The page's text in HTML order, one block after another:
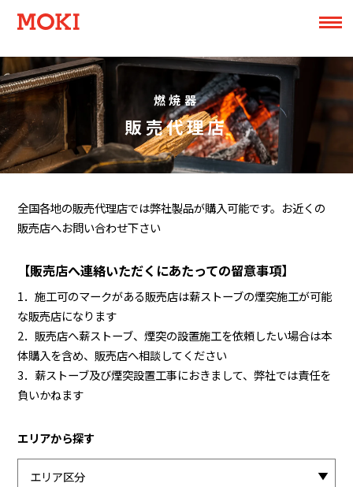
燃焼器
販売代理店
全国各地の販売代理店では弊社製品が購入可能です。お近くの
販売店へお問い合わせ下さい
【販売店へ連絡いただくにあたっての留意事項】
1．施工可のマークがある販売店は薪ストーブの煙突施工が可能
な販売店になります
2．販売店へ薪ストーブ、煙突の設置施工を依頼したい場合は本
体購入を含め、販売店へ相談してください
3．薪ストーブ及び煙突設置工事におきまして、弊社では責任を
負いかねます
エリアから探す